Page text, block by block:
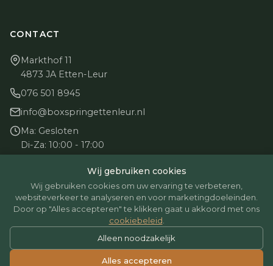
CONTACT
Markthof 11
4873 JA Etten-Leur
076 501 8945
info@boxspringettenleur.nl
Ma: Gesloten
Di-Za: 10:00 - 17:00
© 2026 BoxspringEttenLeur. Alle rechten voorbehouden.
Betaalmethoden: iDEAL, Creditcard, Bancontact
Wij gebruiken cookies
Wij gebruiken cookies om uw ervaring te verbeteren,
websiteverkeer te analyseren en voor marketingdoeleinden.
Door op "Alles accepteren" te klikken gaat u akkoord met ons
cookiebeleid
Alleen noodzakelijk
Alles accepteren